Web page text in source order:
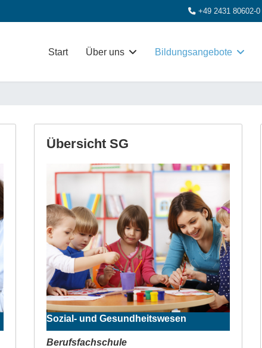
+49 2431 80602-0
Start Über uns Bildungsangebote
Übersicht SG
Sozial- und Gesundheitswesen
Berufsfachschule